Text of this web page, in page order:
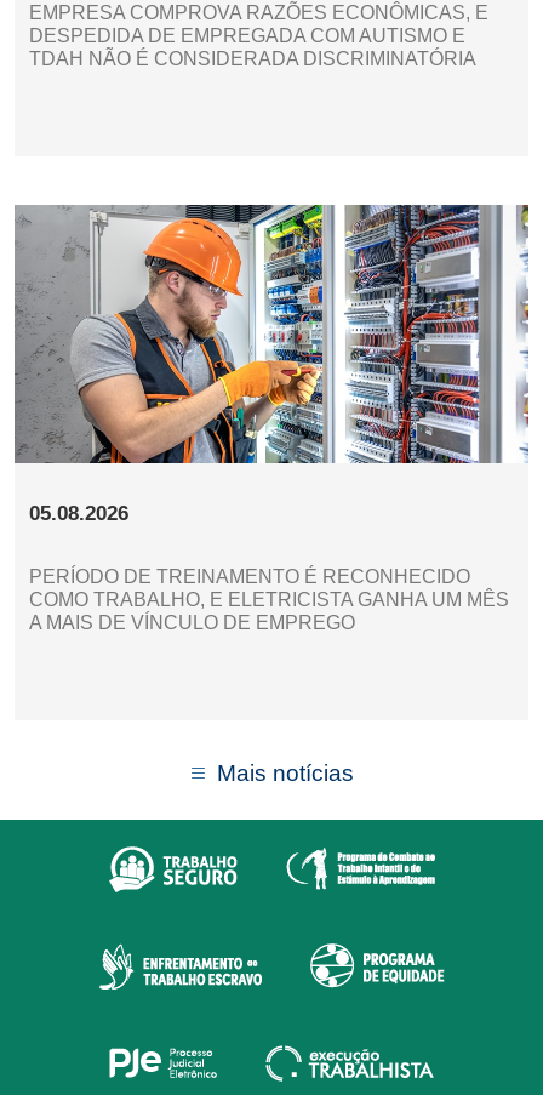
EMPRESA COMPROVA RAZÕES ECONÔMICAS, E
DESPEDIDA DE EMPREGADA COM AUTISMO E
TDAH NÃO É CONSIDERADA DISCRIMINATÓRIA
05.08.2026
PERÍODO DE TREINAMENTO É RECONHECIDO
COMO TRABALHO, E ELETRICISTA GANHA UM MÊS
A MAIS DE VÍNCULO DE EMPREGO
Mais notícias